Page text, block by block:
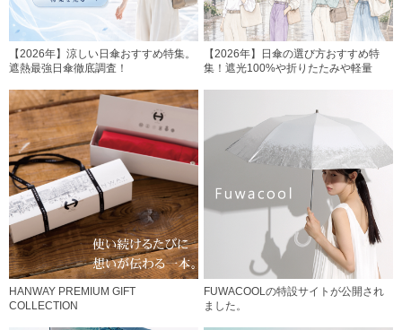
【2026年】涼しい日傘おすすめ特集。
遮熱最強日傘徹底調査！
【2026年】日傘の選び方おすすめ特
集！遮光100%や折りたたみや軽量
HANWAY PREMIUM GIFT
COLLECTION
FUWACOOLの特設サイトが公開され
ました。